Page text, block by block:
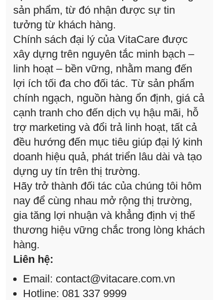
sản phẩm, từ đó nhận được sự tin
tưởng từ khách hàng.
Chính sách đại lý của VitaCare được
xây dựng trên nguyên tắc minh bạch –
linh hoạt – bền vững, nhằm mang đến
lợi ích tối đa cho đối tác. Từ sản phẩm
chính ngạch, nguồn hàng ổn định, giá cả
cạnh tranh cho đến dịch vụ hậu mãi, hỗ
trợ marketing và đổi trả linh hoạt, tất cả
đều hướng đến mục tiêu giúp đại lý kinh
doanh hiệu quả, phát triển lâu dài và tạo
dựng uy tín trên thị trường.
Hãy trở thành đối tác của chúng tôi hôm
nay để cùng nhau mở rộng thị trường,
gia tăng lợi nhuận và khẳng định vị thế
thương hiệu vững chắc trong lòng khách
hàng.
Liên hệ:
Email: contact@vitacare.com.vn
Hotline: 081 337 9999